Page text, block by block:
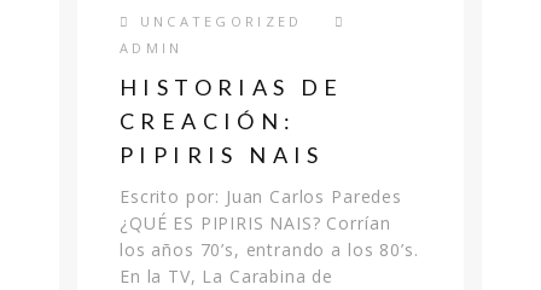
UNCATEGORIZED
ADMIN
HISTORIAS DE
CREACIÓN:
PIPIRIS NAIS
Escrito por: Juan Carlos Paredes
¿QUÉ ES PIPIRIS NAIS? Corrían
los años 70’s, entrando a los 80’s.
En la TV, La Carabina de